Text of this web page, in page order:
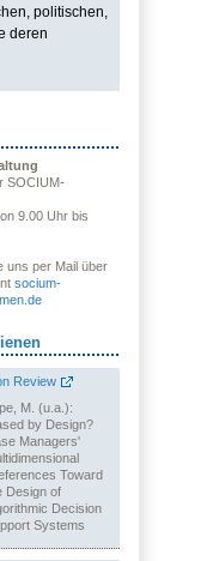
politischen,
deren
SOCIUM-
9.00 Uhr bis
uns per Mail über
socium-
Review
M. (u.a.):
by Design?
Managers'
Toward
Design of
Decision
Systems